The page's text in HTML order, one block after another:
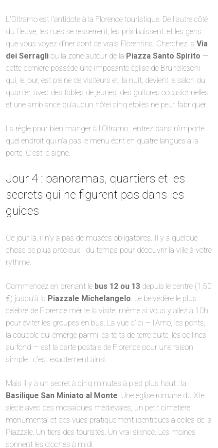
L’Oltrarno est l’antidote à la Florence touristique. De l’autre côté
du fleuve, les rues se resserrent, les prix baissent, et les gens
que vous voyez dîner sont de vrais Florentins. Cherchez la Via
dei Serragli ou la zone autour de la Piazza Santo Spirito —
cette dernière possède une imposante église de Brunelleschi
qui, le jour, est pleine de visiteurs et, la nuit, devient le salon du
quartier, avec des tables de jeunes, des guitares occasionnelles
et une ambiance qu’aucun hôtel cinq étoiles ne peut fabriquer.
La règle pour bien manger à l’Oltrarno : entrez dans n’importe
quel endroit qui n’a pas le menu écrit en quatre langues à la
porte. C’est le signe.
Jour 4 : panoramas, quartiers et les
secrets qui ne figurent pas dans les
guides
Ce jour-là, il n’y a pas de musées obligatoires. Il y a quelque
chose de plus précieux : du temps pour découvrir la ville à votre
rythme.
Commencez en prenant le bus 12 ou 13 depuis le centre (1,50
€) jusqu’à la Piazzale Michelangelo. Le belvédère le plus
célèbre de Florence mérite la visite, même si vous y allez à 10h
pour éviter les groupes en bus. La vue d’ici — l’Arno, les ponts,
la coupole qui émerge parmi les toits de terre cuite, les collines
au fond — est la carte postale de Florence pour une raison
simple : c’est exactement ainsi.
Mais il y a un secret à cinq minutes à pied plus haut : la
Basilique San Miniato al Monte. Une église romane du XIe
siècle avec des mosaïques médiévales, un petit cimetière
monumental et des vues pratiquement identiques à celles de la
Piazzale. Un tiers des touristes. Un vrai silence. Les moines
sonnent les cloches à midi.